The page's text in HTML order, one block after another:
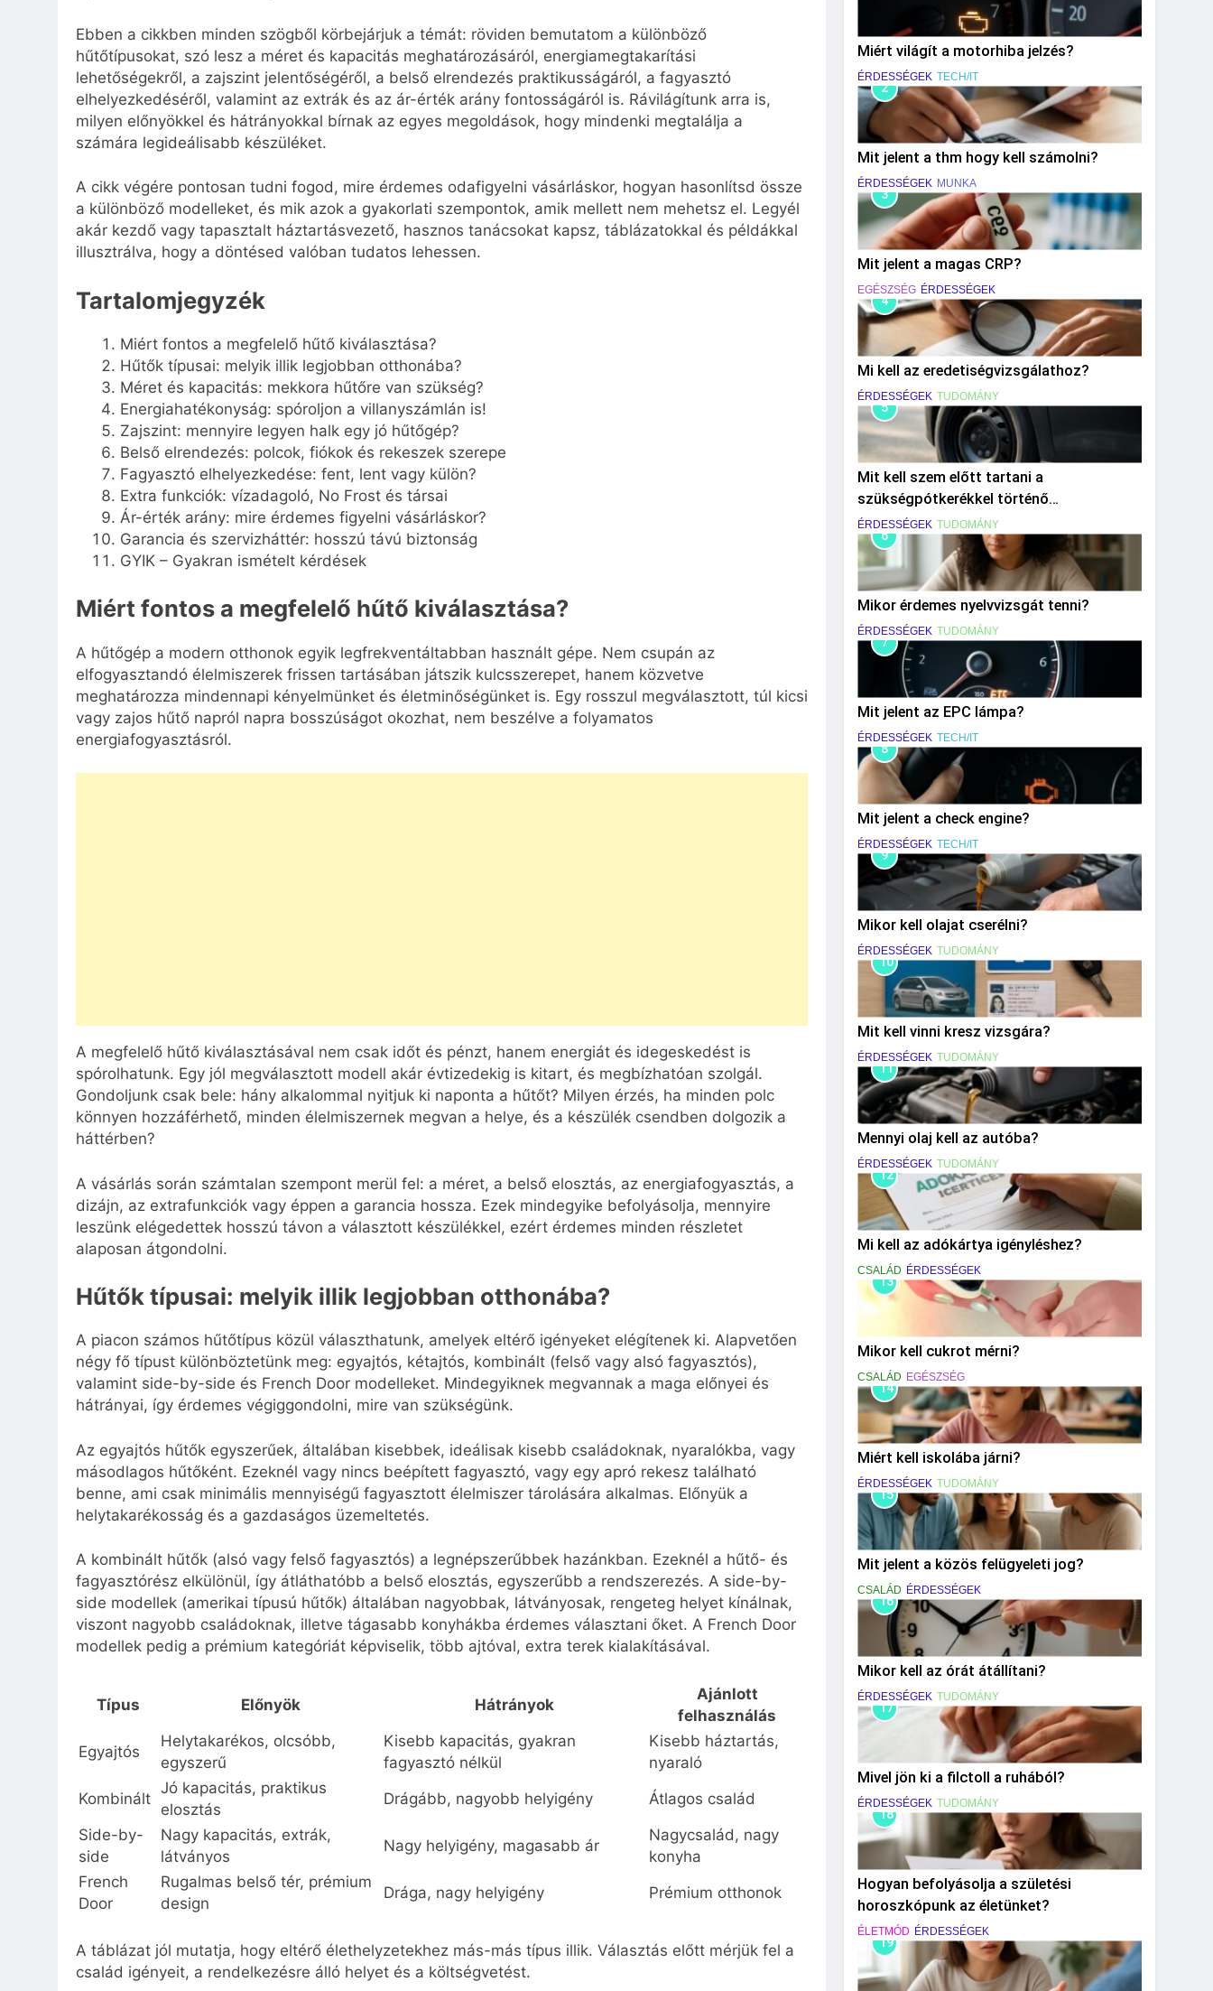
Ebben a cikkben minden szögből körbejárjuk a témát: röviden bemutatom a különböző
hűtőtípusokat, szó lesz a méret és kapacitás meghatározásáról, energiamegtakarítási
lehetőségekről, a zajszint jelentőségéről, a belső elrendezés praktikusságáról, a fagyasztó
elhelyezkedéséről, valamint az extrák és az ár-érték arány fontosságáról is. Rávilágítunk arra is,
milyen előnyökkel és hátrányokkal bírnak az egyes megoldások, hogy mindenki megtalálja a
számára legideálisabb készüléket.
A cikk végére pontosan tudni fogod, mire érdemes odafigyelni vásárláskor, hogyan hasonlítsd össze
a különböző modelleket, és mik azok a gyakorlati szempontok, amik mellett nem mehetsz el. Legyél
akár kezdő vagy tapasztalt háztartásvezető, hasznos tanácsokat kapsz, táblázatokkal és példákkal
illusztrálva, hogy a döntésed valóban tudatos lehessen.
Tartalomjegyzék
Miért fontos a megfelelő hűtő kiválasztása?
Hűtők típusai: melyik illik legjobban otthonába?
Méret és kapacitás: mekkora hűtőre van szükség?
Energiahatékonyság: spóroljon a villanyszámlán is!
Zajszint: mennyire legyen halk egy jó hűtőgép?
Belső elrendezés: polcok, fiókok és rekeszek szerepe
Fagyasztó elhelyezkedése: fent, lent vagy külön?
Extra funkciók: vízadagoló, No Frost és társai
Ár-érték arány: mire érdemes figyelni vásárláskor?
Garancia és szervizháttér: hosszú távú biztonság
GYIK – Gyakran ismételt kérdések
Miért fontos a megfelelő hűtő kiválasztása?
A hűtőgép a modern otthonok egyik legfrekventáltabban használt gépe. Nem csupán az
elfogyasztandó élelmiszerek frissen tartásában játszik kulcsszerepet, hanem közvetve
meghatározza mindennapi kényelmünket és életminőségünket is. Egy rosszul megválasztott, túl kicsi
vagy zajos hűtő napról napra bosszúságot okozhat, nem beszélve a folyamatos
energiafogyasztásról.
A megfelelő hűtő kiválasztásával nem csak időt és pénzt, hanem energiát és idegeskedést is
spórolhatunk. Egy jól megválasztott modell akár évtizedekig is kitart, és megbízhatóan szolgál.
Gondoljunk csak bele: hány alkalommal nyitjuk ki naponta a hűtőt? Milyen érzés, ha minden polc
könnyen hozzáférhető, minden élelmiszernek megvan a helye, és a készülék csendben dolgozik a
háttérben?
A vásárlás során számtalan szempont merül fel: a méret, a belső elosztás, az energiafogyasztás, a
dizájn, az extrafunkciók vagy éppen a garancia hossza. Ezek mindegyike befolyásolja, mennyire
leszünk elégedettek hosszú távon a választott készülékkel, ezért érdemes minden részletet
alaposan átgondolni.
Hűtők típusai: melyik illik legjobban otthonába?
A piacon számos hűtőtípus közül választhatunk, amelyek eltérő igényeket elégítenek ki. Alapvetően
négy fő típust különböztetünk meg: egyajtós, kétajtós, kombinált (felső vagy alsó fagyasztós),
valamint side-by-side és French Door modelleket. Mindegyiknek megvannak a maga előnyei és
hátrányai, így érdemes végiggondolni, mire van szükségünk.
Az egyajtós hűtők egyszerűek, általában kisebbek, ideálisak kisebb családoknak, nyaralókba, vagy
másodlagos hűtőként. Ezeknél vagy nincs beépített fagyasztó, vagy egy apró rekesz található
benne, ami csak minimális mennyiségű fagyasztott élelmiszer tárolására alkalmas. Előnyük a
helytakarékosság és a gazdaságos üzemeltetés.
A kombinált hűtők (alsó vagy felső fagyasztós) a legnépszerűbbek hazánkban. Ezeknél a hűtő- és
fagyasztórész elkülönül, így átláthatóbb a belső elosztás, egyszerűbb a rendszerezés. A side-by-
side modellek (amerikai típusú hűtők) általában nagyobbak, látványosak, rengeteg helyet kínálnak,
viszont nagyobb családoknak, illetve tágasabb konyhákba érdemes választani őket. A French Door
modellek pedig a prémium kategóriát képviselik, több ajtóval, extra terek kialakításával.
Típus Előnyök Hátrányok
Ajánlott
felhasználás
Egyajtós
Helytakarékos, olcsóbb,
egyszerű
Kisebb kapacitás, gyakran
fagyasztó nélkül
Kisebb háztartás,
nyaraló
Kombinált
Jó kapacitás, praktikus
elosztás
Drágább, nagyobb helyigény
Átlagos család
Side-by-
side
Nagy kapacitás, extrák,
látványos
Nagy helyigény, magasabb ár
Nagycsalád, nagy
konyha
French
Door
Rugalmas belső tér, prémium
design
Drága, nagy helyigény Prémium otthonok
A táblázat jól mutatja, hogy eltérő élethelyzetekhez más-más típus illik. Választás előtt mérjük fel a
család igényeit, a rendelkezésre álló helyet és a költségvetést.
Miért világít a motorhiba jelzés?
ÉRDESSÉGEK TECH/IT
2
Mit jelent a thm hogy kell számolni?
ÉRDESSÉGEK MUNKA
3
Mit jelent a magas CRP?
EGÉSZSÉG ÉRDESSÉGEK
4
Mi kell az eredetiségvizsgálathoz?
ÉRDESSÉGEK TUDOMÁNY
5
Mit kell szem előtt tartani a
szükségpótkerékkel történő
közlekedéskor?
ÉRDESSÉGEK TUDOMÁNY
6
Mikor érdemes nyelvvizsgát tenni?
ÉRDESSÉGEK TUDOMÁNY
7
Mit jelent az EPC lámpa?
ÉRDESSÉGEK TECH/IT
8
Mit jelent a check engine?
ÉRDESSÉGEK TECH/IT
9
Mikor kell olajat cserélni?
ÉRDESSÉGEK TUDOMÁNY
10
Mit kell vinni kresz vizsgára?
ÉRDESSÉGEK TUDOMÁNY
11
Mennyi olaj kell az autóba?
ÉRDESSÉGEK TUDOMÁNY
12
Mi kell az adókártya igényléshez?
CSALÁD ÉRDESSÉGEK
13
Mikor kell cukrot mérni?
CSALÁD EGÉSZSÉG
14
Miért kell iskolába járni?
ÉRDESSÉGEK TUDOMÁNY
15
Mit jelent a közös felügyeleti jog?
CSALÁD ÉRDESSÉGEK
16
Mikor kell az órát átállítani?
ÉRDESSÉGEK TUDOMÁNY
17
Mivel jön ki a filctoll a ruhából?
ÉRDESSÉGEK TUDOMÁNY
18
Hogyan befolyásolja a születési
horoszkópunk az életünket?
ÉLETMÓD ÉRDESSÉGEK
19